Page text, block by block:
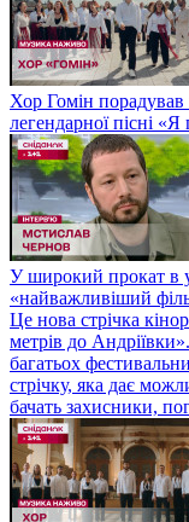
Хор Гомін порадував
легендарної пісні «Я
У широкий прокат в
«найважливіший
Це нова стрічка
метрів до
багатьох
стрічку, яка дає
бачать захисники,